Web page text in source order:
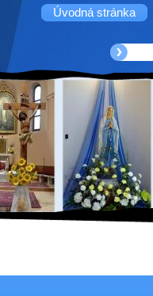
Úvodná stránka